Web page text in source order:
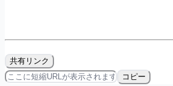
共有リンク
コピー